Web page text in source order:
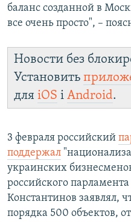
баланс созданной в
все очень просто", –
Новости без
Установить
для iOS і Android.
3 февраля российский
поддержал
украинских
российского
Константинов заявлял,
порядка 500 объектов,